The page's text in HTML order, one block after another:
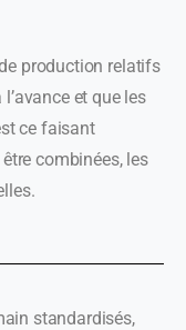
production relatifs
et que les
ce faisant
combinées, les
standardisés,